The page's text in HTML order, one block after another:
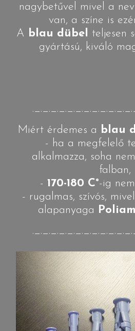
nagybetűvel mivel a
van, a színe is
A blau dübel teljesen
gyártású, kiváló
Miért érdemes a blau
- ha a megfelelő
alkalmazza, soha
falban,
- 170-180 C°-ig
- rugalmas, szívós,
alapanyaga